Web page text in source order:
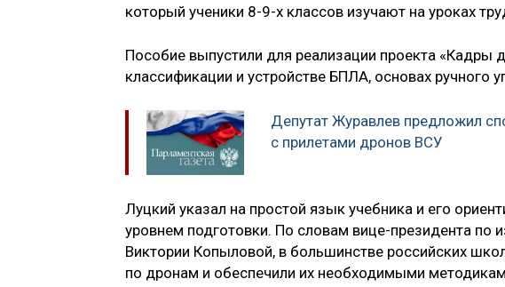
который ученики 8-9-х классов изучают на уроках
Пособие выпустили для реализации проекта
классификации и устройстве БПЛА, основах ручного
Депутат Журавлев предложил
с прилетами дронов ВСУ
Луцкий указал на простой язык учебника и его
уровнем подготовки. По словам вице-президента по
Виктории Копыловой, в большинстве российских
по дронам и обеспечили их необходимыми